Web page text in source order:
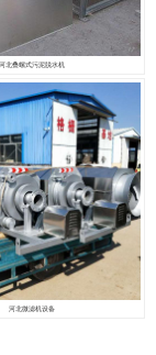
河北叠螺式污泥脱水机
河北微滤机设备